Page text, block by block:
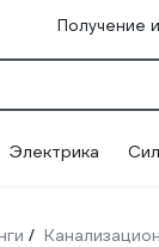
Получение
Электрика
/